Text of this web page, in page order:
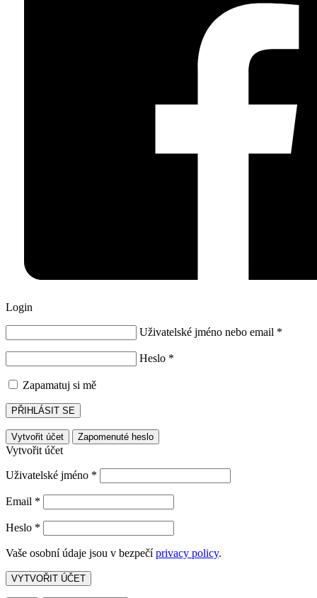
Login
Uživatelské jméno nebo email *
Heslo *
Zapamatuj si mě
PŘIHLÁSIT SE
Vytvořit účet Zapomenuté heslo
Vytvořit účet
Uživatelské jméno *
Email *
Heslo *
Vaše osobní údaje jsou v bezpečíprivacy policy.
VYTVOŘIT ÚČET